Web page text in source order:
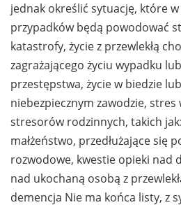
jednak określić sytuację, które w
przypadków będą powodować
katastrofy, życie z przewlekłą
zagrażającego życiu wypadku
przestępstwa, życie w biedzie
niebezpiecznym zawodzie,
stresorów rodzinnych, takich
małżeństwo, przedłużające się
rozwodowe, kwestie opieki nad
nad ukochaną osobą z
demencja Nie ma końca listy, z